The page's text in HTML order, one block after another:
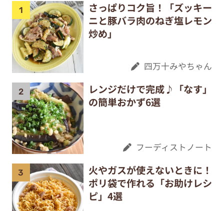
さっぱりコク旨！「ズッキー
ニと豚バラ肉のねぎ塩レモン
炒め」
四万十みやちゃん
レンジだけで完成♪「なす」
の簡単おかず6選
フーディストノート
火やガスが使えないときに！
ポリ袋で作れる「お助けレシ
ピ」4選